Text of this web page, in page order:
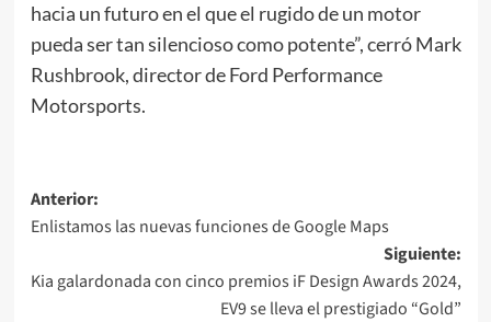
hacia un futuro en el que el rugido de un motor
pueda ser tan silencioso como potente”, cerró Mark
Rushbrook, director de Ford Performance
Motorsports.
Navegación
de
entradas
Anterior:
Enlistamos las nuevas funciones de Google Maps
Siguiente:
Kia galardonada con cinco premios iF Design Awards 2024,
EV9 se lleva el prestigiado “Gold”